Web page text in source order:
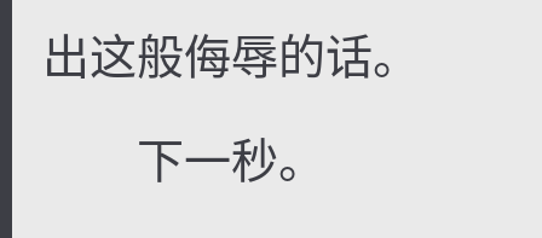
出这般侮辱的话。
下一秒。